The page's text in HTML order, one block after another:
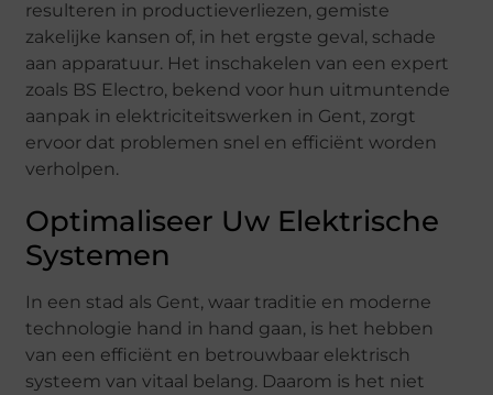
resulteren in productieverliezen, gemiste
zakelijke kansen of, in het ergste geval, schade
aan apparatuur. Het inschakelen van een expert
zoals BS Electro, bekend voor hun uitmuntende
aanpak in elektriciteitswerken in Gent, zorgt
ervoor dat problemen snel en efficiënt worden
verholpen.
Optimaliseer Uw Elektrische
Systemen
In een stad als Gent, waar traditie en moderne
technologie hand in hand gaan, is het hebben
van een efficiënt en betrouwbaar elektrisch
systeem van vitaal belang. Daarom is het niet